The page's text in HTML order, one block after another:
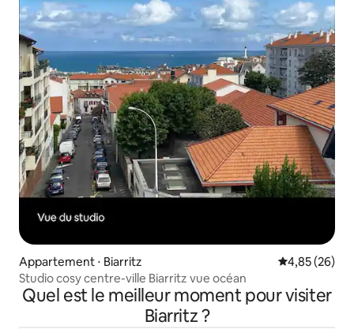
Appartement ⋅ Biarritz Évaluation
4,85 (26)
Studio cosy centre-ville Biarritz vue océan
Quel est le meilleur moment pour visiter
Biarritz ?